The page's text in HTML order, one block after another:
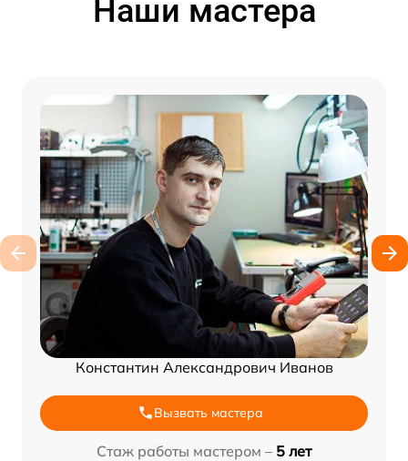
Наши мастера
Константин Александрович Иванов
Вызвать мастера
Стаж работы мастером – 5 лет